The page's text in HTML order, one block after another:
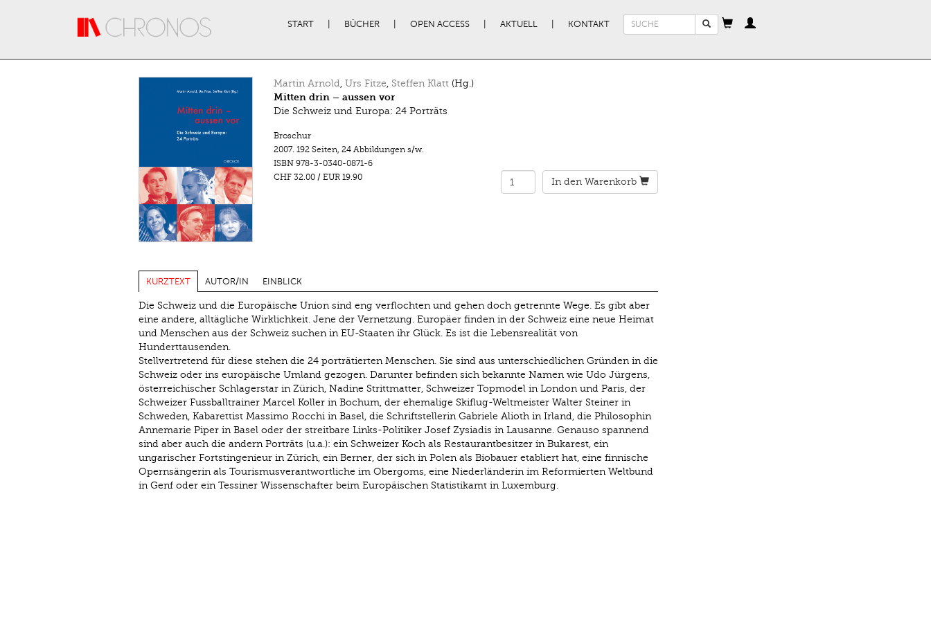
START BÜCHER OPEN ACCESS AKTUELL KONTAKT
Suchformular
Martin Arnold, Urs Fitze, Steffen Klatt(Hg.)
Mitten drin – aussen vor
Die Schweiz und Europa: 24 Porträts
Broschur
2007. 192 Seiten, 24 Abbildungen s/w.
ISBN 978-3-0340-0871-6
CHF 32.00/ EUR 19.90 In den Warenkorb
KURZTEXT AUTOR/IN EINBLICK
Die Schweiz und die Europäische Union sind eng verﬂochten und gehen doch getrennte Wege. Es gibt aber
eine andere, alltägliche Wirklichkeit. Jene der Vernetzung. Europäer ﬁnden in der Schweiz eine neue Heimat
und Menschen aus der Schweiz suchen in EU-Staaten ihr Glück. Es ist die Lebensrealität von
Hunderttausenden.
Stellvertretend für diese stehen die 24 porträtierten Menschen. Sie sind aus unterschiedlichen Gründen in die
Schweiz oder ins europäische Umland gezogen. Darunter beﬁnden sich bekannte Namen wie Udo Jürgens,
österreichischer Schlagerstar in Zürich, Nadine Strittmatter, Schweizer Topmodel in London und Paris, der
Schweizer Fussballtrainer Marcel Koller in Bochum, der ehemalige Skiﬂug-Weltmeister Walter Steiner in
Schweden, Kabarettist Massimo Rocchi in Basel, die Schriftstellerin Gabriele Alioth in Irland, die Philosophin
Annemarie Piper in Basel oder der streitbare Links-Politiker Josef Zysiadis in Lausanne. Genauso spannend
sind aber auch die andern Porträts (u.a.): ein Schweizer Koch als Restaurantbesitzer in Bukarest, ein
ungarischer Fortstingenieur in Zürich, ein Berner, der sich in Polen als Biobauer etabliert hat, eine ﬁnnische
Opernsängerin als Tourismusverantwortliche im Obergoms, eine Niederländerin im Reformierten Weltbund
in Genf oder ein Tessiner Wissenschafter beim Europäischen Statistikamt in Luxemburg.